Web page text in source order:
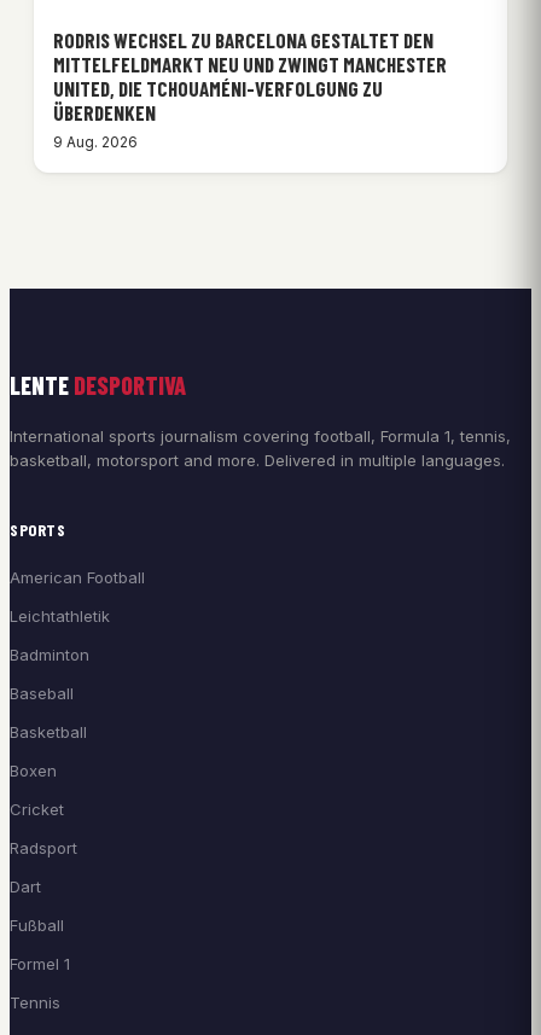
RODRIS WECHSEL ZU BARCELONA GESTALTET DEN
MITTELFELDMARKT NEU UND ZWINGT MANCHESTER
UNITED, DIE TCHOUAMÉNI-VERFOLGUNG ZU
ÜBERDENKEN
9 Aug. 2026
LENTE DESPORTIVA
International sports journalism covering football, Formula 1, tennis,
basketball, motorsport and more. Delivered in multiple languages.
SPORTS
American Football
Leichtathletik
Badminton
Baseball
Basketball
Boxen
Cricket
Radsport
Dart
Fußball
Formel 1
Tennis